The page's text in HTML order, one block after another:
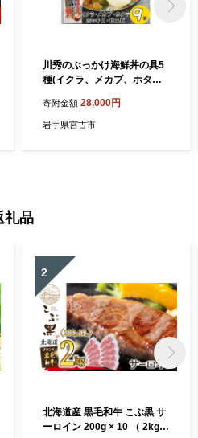
川秀のぶっかけ海鮮丼の具5
種(イクラ、メカブ、ホタ
9袋冷凍セット【163683
2】
寄附金額 28,000円
岩手県宮古市
礼品
2
北海道産 黒毛和牛 こぶ黒 サ
ーロイン 200g × 10 （ 2kg